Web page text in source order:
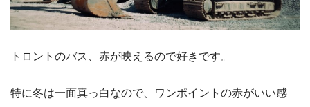
トロントのバス、赤が映えるので好きです。
特に冬は一面真っ白なので、ワンポイントの赤がいい感